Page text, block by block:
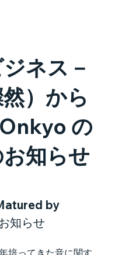
ネス－
）から
の
知らせ
by
知らせ